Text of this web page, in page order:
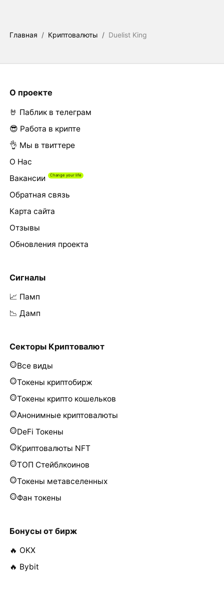
Главная / Криптовалюты / Duelist King
О проекте
🤘 Паблик в телеграм
😎 Работа в крипте
👌 Мы в твиттере
О Нас
Вакансии
Обратная связь
Карта сайта
Отзывы
Обновления проекта
Сигналы
📈 Памп
📉 Дамп
Секторы Криптовалют
Все виды
Токены криптобирж
Токены крипто кошельков
Анонимные криптовалюты
DeFi Токены
Криптовалюты NFT
ТОП Стейблкоинов
Токены метавселенных
Фан токены
Бонусы от бирж
🔥 OKX
🔥 Bybit